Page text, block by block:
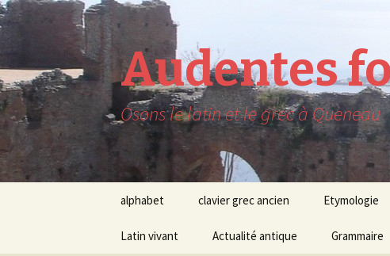
Audentes
Osons le latin et le grec à Queneau
Aller
contenu
alphabet clavier grec ancien Etymologie
Latin vivant Actualité antique Grammaire